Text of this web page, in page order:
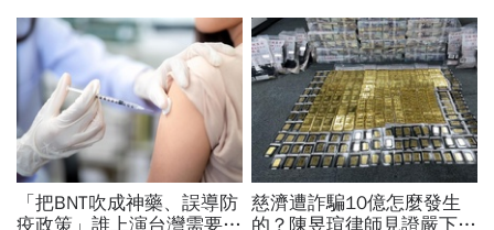
「把BNT吹成神藥、誤導防
疫政策」誰上演台灣需要中
慈濟遭詐騙10億怎麼發生
的？陳昱瑄律師見證嚴下跪